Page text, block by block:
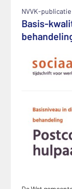
NVVK-
Basis-